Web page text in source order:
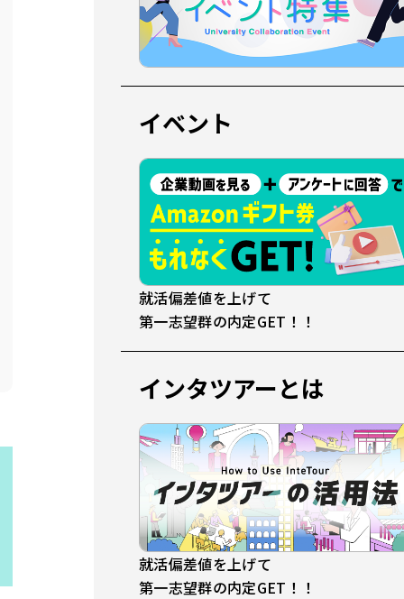
イベント
就活偏差値を上げて
第一志望群の内定GET！！
インタツアーとは
就活偏差値を上げて
第一志望群の内定GET！！